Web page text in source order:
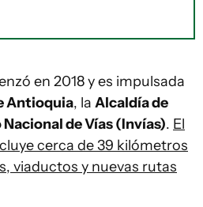
en 2018 y es impulsada
Antioquia, la Alcaldía de
de Vías (Invías). El
cerca de 39 kilómetros
viaductos y nuevas rutas